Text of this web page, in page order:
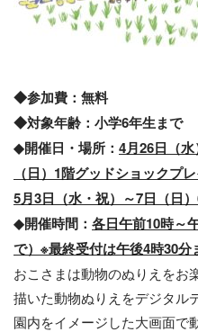
◆参加費：無料
◆対象年齢：小学6年生まで
◆開催日・場所： 4月26日（
（日）1階グッドショックプ
5月3日（水・祝）～7日（日
◆開催時間： 各日午前10時～
で）※最終受付は午後4時30分
おこさまは動物のぬりえをお
描いた動物ぬりえをデジタル
園内をイメージした大画面で